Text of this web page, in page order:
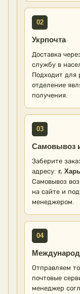
02
Укрпочта
Доставка
службу в
Подходит для
отделение
получения.
03
Самовывоз
Заберите
адресу: г.
Самовывоз
на сайте и
менеджером.
04
Отправляем
почтовые
менеджер